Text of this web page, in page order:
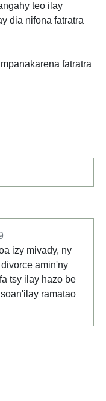
teo ilay
dia nifona fatratra
fatratra
izy mivady, ny
amin'ny
tsy ilay hazo be
ramatao